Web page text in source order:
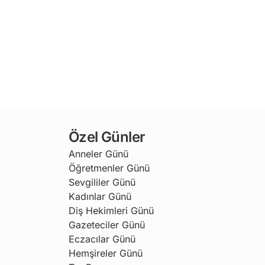
Özel Günler
Anneler Günü
Öğretmenler Günü
Sevgililer Günü
Kadınlar Günü
Diş Hekimleri Günü
Gazeteciler Günü
Eczacılar Günü
Hemşireler Günü